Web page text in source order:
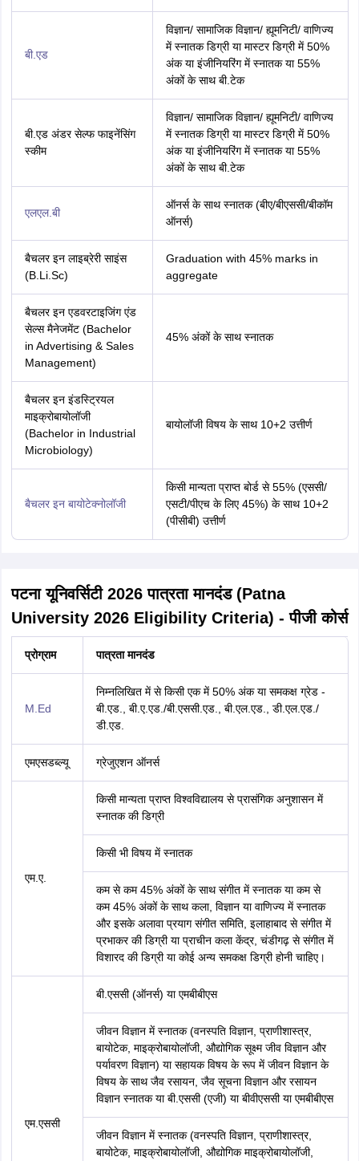
बी.एड
विज्ञान/ सामाजिक विज्ञान/ ह्यूमनिटी/ वाणिज्य
में स्नातक डिग्री या मास्टर डिग्री में 50%
अंक या इंजीनियरिंग में स्नातक या 55%
अंकों के साथ बी.टेक
बी.एड अंडर सेल्फ फाइनेंसिंग
स्कीम
विज्ञान/ सामाजिक विज्ञान/ ह्यूमनिटी/ वाणिज्य
में स्नातक डिग्री या मास्टर डिग्री में 50%
अंक या इंजीनियरिंग में स्नातक या 55%
अंकों के साथ बी.टेक
एलएल.बी
ऑनर्स के साथ स्नातक (बीए/बीएससी/बीकॉम
ऑनर्स)
बैचलर इन लाइब्रेरी साइंस
(B.Li.Sc)
Graduation with 45% marks in
aggregate
बैचलर इन एडवरटाइजिंग एंड
सेल्स मैनेजमेंट (Bachelor
in Advertising & Sales
Management)
45% अंकों के साथ स्नातक
बैचलर इन इंडस्ट्रियल
माइक्रोबायोलॉजी
(Bachelor in Industrial
Microbiology)
बायोलॉजी विषय के साथ 10+2 उत्तीर्ण
बैचलर इन बायोटेक्नोलॉजी
किसी मान्यता प्राप्त बोर्ड से 55% (एससी/
एसटी/पीएच के लिए 45%) के साथ 10+2
(पीसीबी) उत्तीर्ण
पटना यूनिवर्सिटी 2026 पात्रता मानदंड (Patna
University 2026 Eligibility Criteria) - पीजी कोर्स
प्रोग्राम पात्रता मानदंड
M.Ed
निम्नलिखित में से किसी एक में 50% अंक या समकक्ष ग्रेड -
बी.एड., बी.ए.एड./बी.एससी.एड., बी.एल.एड., डी.एल.एड./
डी.एड.
एमएसडब्ल्यू ग्रेजुएशन ऑनर्स
एम.ए.
किसी मान्यता प्राप्त विश्वविद्यालय से प्रासंगिक अनुशासन में
स्नातक की डिग्री
किसी भी विषय में स्नातक
कम से कम 45% अंकों के साथ संगीत में स्नातक या कम से
कम 45% अंकों के साथ कला, विज्ञान या वाणिज्य में स्नातक
और इसके अलावा प्रयाग संगीत समिति, इलाहाबाद से संगीत में
प्रभाकर की डिग्री या प्राचीन कला केंद्र, चंडीगढ़ से संगीत में
विशारद की डिग्री या कोई अन्य समकक्ष डिग्री होनी चाहिए।
एम.एससी
बी.एससी (ऑनर्स) या एमबीबीएस
जीवन विज्ञान में स्नातक (वनस्पति विज्ञान, प्राणीशास्त्र,
बायोटेक, माइक्रोबायोलॉजी, औद्योगिक सूक्ष्म जीव विज्ञान और
पर्यावरण विज्ञान) या सहायक विषय के रूप में जीवन विज्ञान के
विषय के साथ जैव रसायन, जैव सूचना विज्ञान और रसायन
विज्ञान स्नातक या बी.एससी (एजी) या बीवीएससी या एमबीबीएस
जीवन विज्ञान में स्नातक (वनस्पति विज्ञान, प्राणीशास्त्र,
बायोटेक, माइक्रोबायोलॉजी, औद्योगिक माइक्रोबायोलॉजी,